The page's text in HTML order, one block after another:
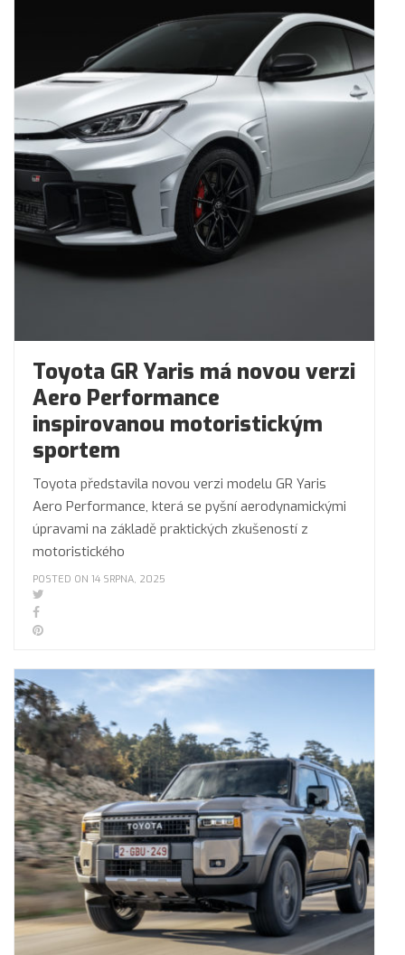
Toyota GR Yaris má novou verzi
Aero Performance
inspirovanou motoristickým
sportem
Toyota představila novou verzi modelu GR Yaris
Aero Performance, která se pyšní aerodynamickými
úpravami na základě praktických zkušeností z
motoristického
POSTED ON 14 SRPNA, 2025